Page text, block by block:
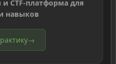
CTF-платформа для
навыков
→